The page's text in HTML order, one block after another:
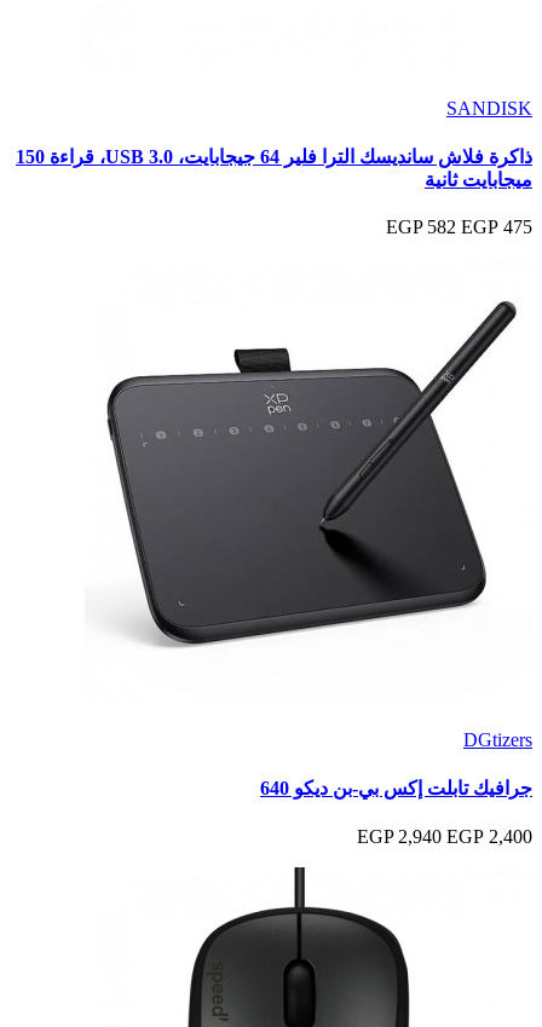
SANDISK
ذاكرة فلاش سانديسك الترا فلير 64 جيجابايت، USB 3.0، قراءة 150
ميجابايت ثانية
475 EGP
582 EGP
DGtizers
جرافيك تابلت إكس بي-بن ديكو 640
2,400 EGP
2,940 EGP